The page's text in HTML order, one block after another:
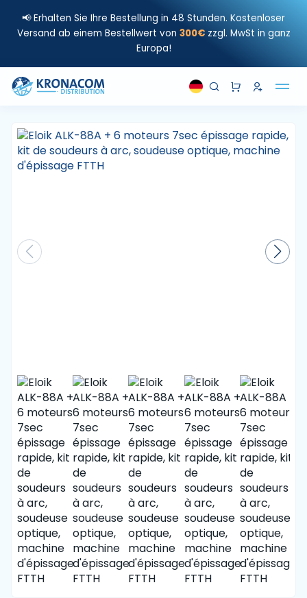
📢 Erhalten Sie Ihre Bestellung in 48 Stunden. Kostenloser
Versand ab einem Bestellwert von 300€ zzgl. MwSt in ganz
Europa!